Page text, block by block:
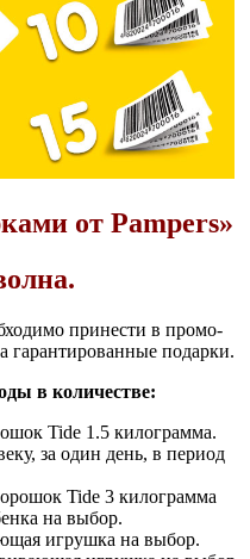
от Pampers»
принести в промо-
гарантированные подарки.
в количестве:
Tide 1.5 килограмма.
за один день, в период
Tide 3 килограмма
на выбор.
игрушка на выбор.